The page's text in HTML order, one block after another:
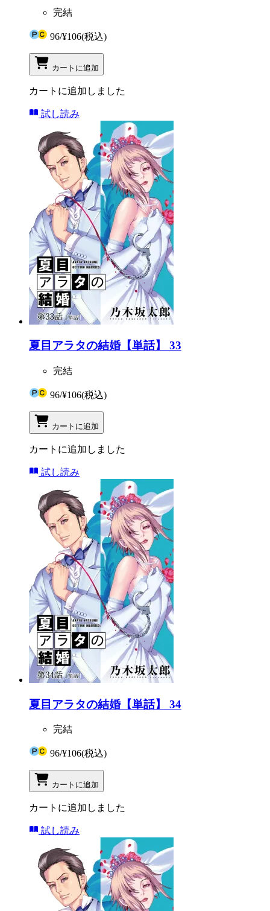
完結
96/¥106(税込)
カートに追加
カートに追加しました
試し読み
夏目アラタの結婚【単話】 33
完結
96/¥106(税込)
カートに追加
カートに追加しました
試し読み
夏目アラタの結婚【単話】 34
完結
96/¥106(税込)
カートに追加
カートに追加しました
試し読み